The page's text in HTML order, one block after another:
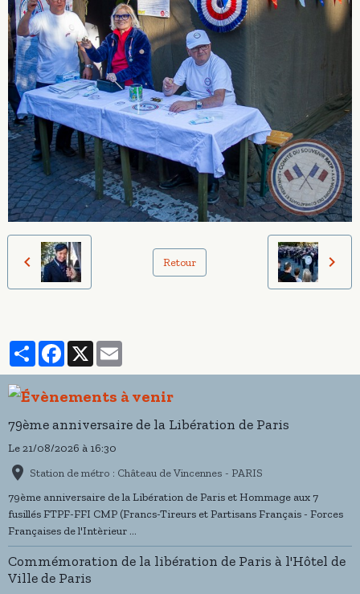
Retour
PartagerFacebook
X
79ème anniversaire de la Libération de Paris
Le 21/08/2026 à 16:30
Station de métro : Château de Vincennes - PARIS
79ème anniversaire de la Libération de Paris et Hommage aux 7
fusillés FTPF-FFI CMP (Francs-Tireurs et Partisans Français - Forces
Françaises de l'Intèrieur ...
Commémoration de la libération de Paris à l'Hôtel de
Ville de Paris